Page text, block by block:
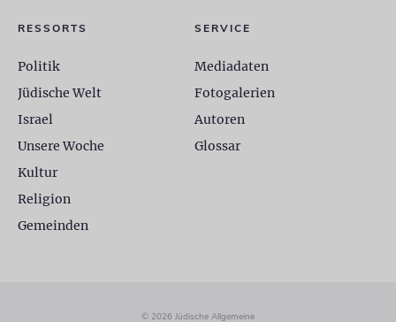
RESSORTS
Politik
Jüdische Welt
Israel
Unsere Woche
Kultur
Religion
Gemeinden
SERVICE
Mediadaten
Fotogalerien
Autoren
Glossar
© 2026 Jüdische Allgemeine